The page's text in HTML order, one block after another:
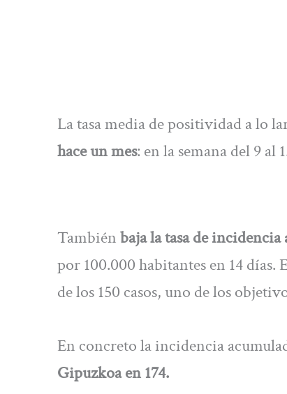
La tasa media de positividad a lo
hace un mes: en la semana del 9 al
Tambiénbaja la tasa de incidencia
por 100.000 habitantes en 14
de los 150 casos, uno de los
En concreto la incidencia
Gipuzkoa en 174.